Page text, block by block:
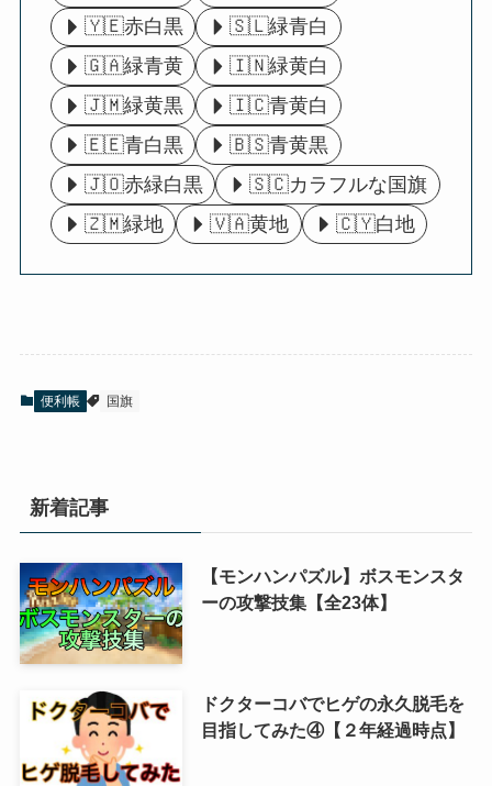
🇾🇪赤白黒
🇸🇱緑青白
🇬🇦緑青黄
🇮🇳緑黄白
🇯🇲緑黄黒
🇮🇨青黄白
🇪🇪青白黒
🇧🇸青黄黒
🇯🇴赤緑白黒
🇸🇨カラフルな国旗
🇿🇲緑地
🇻🇦黄地 🇨🇾白地
便利帳 国旗
新着記事
【モンハンパズル】ボスモンスタ
ーの攻撃技集【全23体】
ドクターコバでヒゲの永久脱毛を
目指してみた④【２年経過時点】